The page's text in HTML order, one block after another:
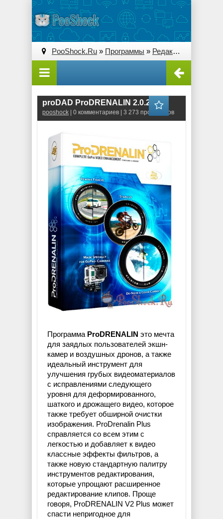
PooShock.Ru » Программы » Редакторы видео
proDAD ProDRENALIN 2.0.29.7
pooshock | 0 комментариев | 3 273 просмотров
Программа ProDRENALIN это мечта
для заядлых пользователей экшн-
камер и воздушных дронов, а также
идеальный инструмент для
улучшения грубых видеоматериалов
с исправлениями следующего
уровня для деформированного,
шаткого и дрожащего видео, которое
также требует обширной очистки
изображения. ProDrenalin Plus
справляется со всем этим с
легкостью и добавляет к видео
классные эффекты фильтров, а
также новую стандартную палитру
инструментов редактирования,
которые упрощают расширенное
редактирование клипов. Проще
говоря, ProDRENALIN V2 Plus может
спасти непригодное для